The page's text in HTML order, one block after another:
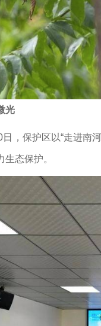
光
，保护区以“走进南
态保护。